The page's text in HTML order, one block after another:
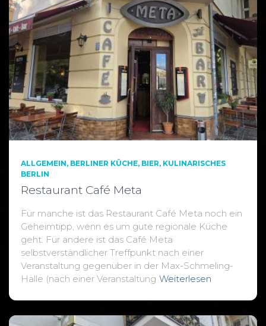
ALLGEMEIN BERLINER KÜCHE BIER KULINARISCHES
BERLIN
Restaurant Café Meta
Für manche ist das Restaurant Café Meta noch ein
Geheimtipp, wenn es um gute regionale Küche
geht. Für andere ist das Café Meta
selbstverständlicher Treffpunkt nach einer
Veranstaltung gegenüber in der Max-Schmeling-
Halle (nach einer Veranstaltung Weiterlesen